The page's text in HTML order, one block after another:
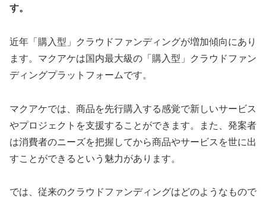
す。
近年「購入型」クラウドファンディングが増加傾向にあり
ます。マクアケは国内最大級の「購入型」クラウドファン
ディングプラットフォームです。
マクアケでは、商品を先行購入する感覚で新しいサービス
やプロジェクトを支援することができます。また、発案者
は消費者のニーズを把握してから商品やサービスを世に出
すことができるという魅力があります。
では、従来のクラウドファンディングはどのようなもので